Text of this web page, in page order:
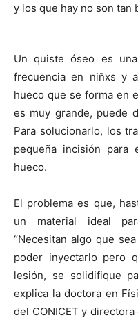
y los que hay no son tan
Un quiste óseo es
frecuencia en niñxs y
hueco que se forma en
es muy grande, puede
Para solucionarlo, los
pequeña incisión
hueco.
El problema es que,
un material ideal
“Necesitan algo que
poder inyectarlo pero
lesión, se solidifique
explica la doctora en
del CONICET y